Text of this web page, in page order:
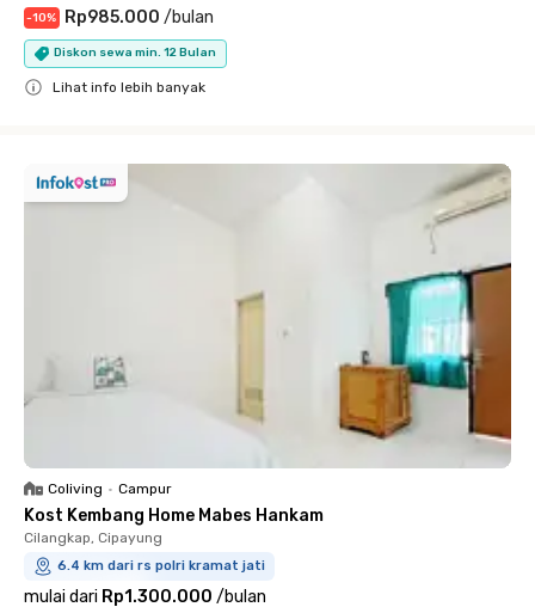
-10% Rp985.000 /bulan
Diskon sewa min. 12 Bulan
Lihat info lebih banyak
Coliving • Campur
Kost Kembang Home Mabes Hankam
Cilangkap, Cipayung
6.4 km dari rs polri kramat jati
mulai dari Rp1.300.000 /bulan